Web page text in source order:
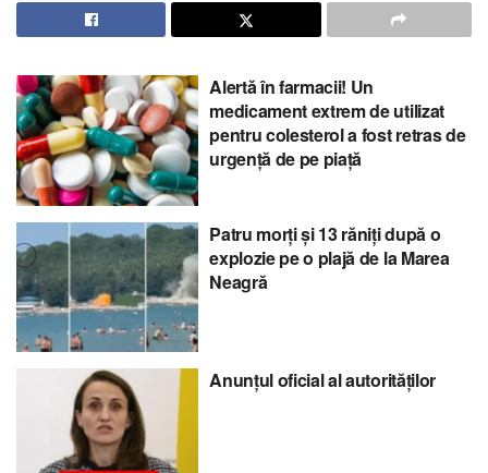
Alertă în farmacii! Un
medicament extrem de utilizat
pentru colesterol a fost retras de
urgență de pe piață
Patru morți și 13 răniți după o
explozie pe o plajă de la Marea
Neagră
Anunțul oficial al autorităților